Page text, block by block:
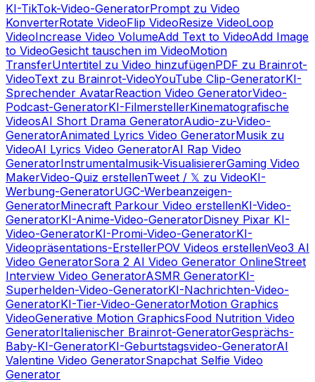
KI-TikTok-Video-GeneratorPrompt zu Video
KonverterRotate VideoFlip VideoResize VideoLoop
VideoIncrease Video VolumeAdd Text to VideoAdd Image
to VideoGesicht tauschen im VideoMotion
TransferUntertitel zu Video hinzufügenPDF zu Brainrot-
VideoText zu Brainrot-VideoYouTube Clip-GeneratorKI-
Sprechender AvatarReaction Video GeneratorVideo-
Podcast-GeneratorKI-FilmerstellerKinematografische
VideosAI Short Drama GeneratorAudio-zu-Video-
GeneratorAnimated Lyrics Video GeneratorMusik zu
VideoAI Lyrics Video GeneratorAI Rap Video
GeneratorInstrumentalmusik-VisualisiererGaming Video
MakerVideo-Quiz erstellenTweet / 𝕏 zu VideoKI-
Werbung-GeneratorUGC-Werbeanzeigen-
GeneratorMinecraft Parkour Video erstellenKI-Video-
GeneratorKI-Anime-Video-GeneratorDisney Pixar KI-
Video-GeneratorKI-Promi-Video-GeneratorKI-
Videopräsentations-ErstellerPOV Videos erstellenVeo3 AI
Video GeneratorSora 2 AI Video Generator OnlineStreet
Interview Video GeneratorASMR GeneratorKI-
Superhelden-Video-GeneratorKI-Nachrichten-Video-
GeneratorKI-Tier-Video-GeneratorMotion Graphics
VideoGenerative Motion GraphicsFood Nutrition Video
GeneratorItalienischer Brainrot-GeneratorGesprächs-
Baby-KI-GeneratorKI-Geburtstagsvideo-GeneratorAI
Valentine Video GeneratorSnapchat Selfie Video
Generator